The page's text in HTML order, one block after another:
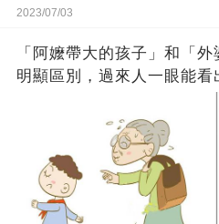
2023/07/03
「阿嬤帶大的孩子」和「
明顯區別，過來人一眼能看